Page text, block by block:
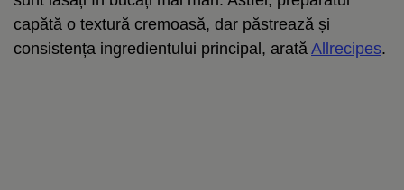
capătă o textură cremoasă, dar păstrează și
consistența ingredientului principal, arată Allrecipes.